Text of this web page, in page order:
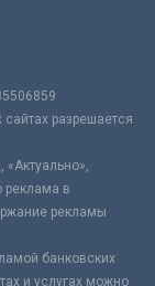
разрешается
реклама в
рекламы
банковских
и услугах можно